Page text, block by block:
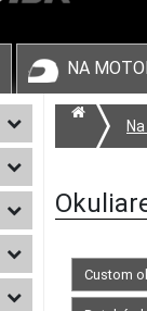
NA
Custom